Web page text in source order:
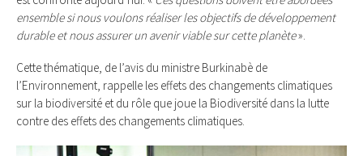
ensemble si nous voulons réaliser les objectifs de développement
durable et nous assurer un avenir viable sur cette planète».
Cette thématique, de l’avis du ministre Burkinabè de
l’Environnement, rappelle les effets des changements climatiques
sur la biodiversité et du rôle que joue la Biodiversité dans la lutte
contre des effets des changements climatiques.